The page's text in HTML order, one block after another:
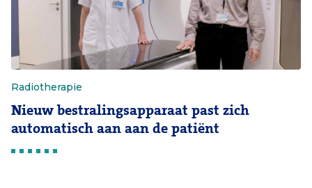
Radiotherapie
Nieuw bestralingsapparaat past zich
automatisch aan aan de patiënt